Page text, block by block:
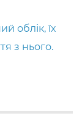
облік, їх
з нього.